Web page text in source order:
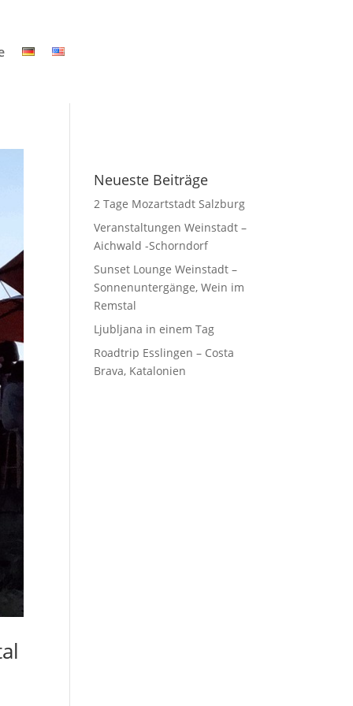
Neueste Beiträge
2 Tage Mozartstadt Salzburg
Veranstaltungen Weinstadt –
Aichwald -Schorndorf
Sunset Lounge Weinstadt –
Sonnenuntergänge, Wein im
Remstal
Ljubljana in einem Tag
Roadtrip Esslingen – Costa
Brava, Katalonien